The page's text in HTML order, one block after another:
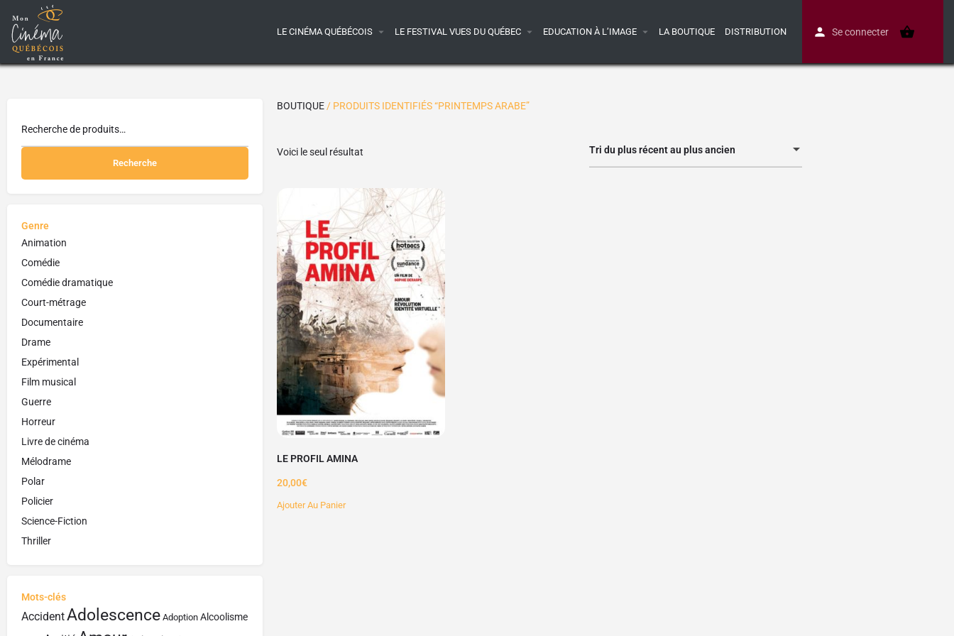
LE CINÉMA QUÉBÉCOIS LE FESTIVAL VUES DU QUÉBEC EDUCATION À L’IMAGE LA BOUTIQUE DISTRIBUTION Se connecter
Recherche
Genre
Animation
Comédie
Comédie dramatique
Court-métrage
Documentaire
Drame
Expérimental
Film musical
Guerre
Horreur
Livre de cinéma
Mélodrame
Polar
Policier
Science-Fiction
Thriller
Mots-clés
AccidentAdolescence Adoption Alcoolisme
BOUTIQUE/ PRODUITS IDENTIFIÉS “PRINTEMPS ARABE”
Voici le seul résultat Tri du plus récent au plus ancien
LE PROFIL AMINA
20,00€
Ajouter Au Panier